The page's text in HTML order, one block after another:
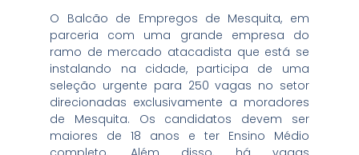
O Balcão de Empregos de Mesquita, em
parceria com uma grande empresa do
ramo de mercado atacadista que está se
instalando na cidade, participa de uma
seleção urgente para 250 vagas no setor
direcionadas exclusivamente a moradores
de Mesquita. Os candidatos devem ser
maiores de 18 anos e ter Ensino Médio